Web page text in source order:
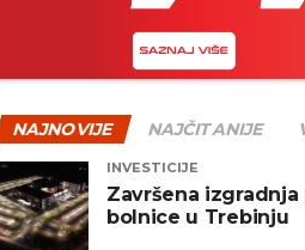
NAJNOVIJE NAJČITANIJE
INVESTICIJE
Završena izgradnja
bolnice u Trebinju